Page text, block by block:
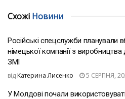
Схожі Новини
Російські спецслужби планували
німецької компанії з виробництва
ЗМІ
від Катерина Лисенко 5 СЕРПНЯ,
У Молдові почали